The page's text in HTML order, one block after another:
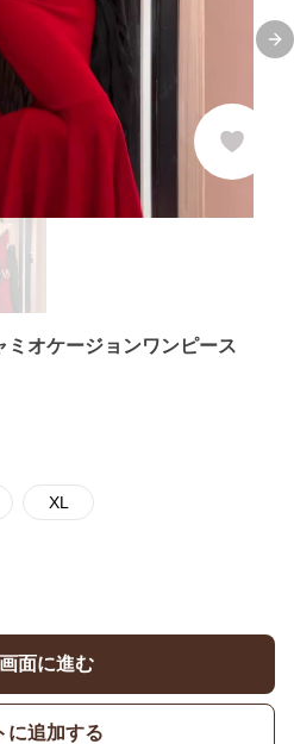
オケージョンワンピース
XL
面に進む
に追加する